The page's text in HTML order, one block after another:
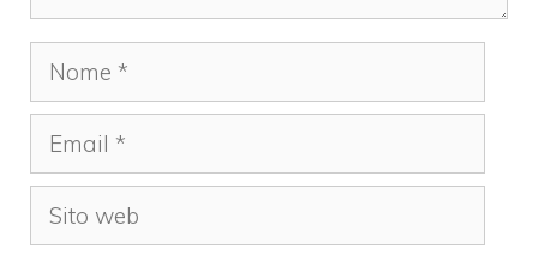
Nome
Email
Sito
web